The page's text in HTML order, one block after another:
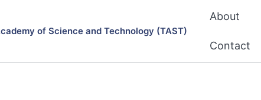
of Science and Technology (TAST)
About
Contact